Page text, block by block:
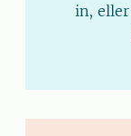
in,